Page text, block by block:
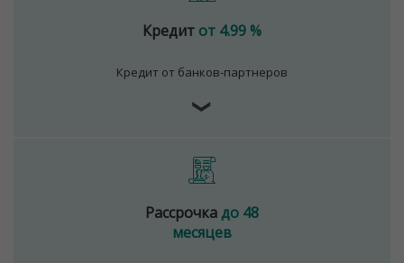
Кредит от 4.99 %
Кредит от банков-партнеров
❯
Рассрочкадо 48
месяцев